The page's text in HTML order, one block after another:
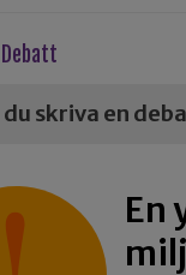
Debatt
du skriva en
En